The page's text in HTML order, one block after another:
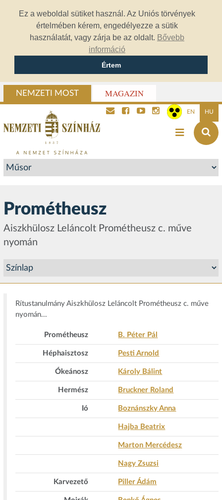
Ez a weboldal sütiket használ. Az Uniós törvények
értelmében kérem, engedélyezze a sütik
használatát, vagy zárja be az oldalt. Bővebb
információ
Értem
NEMZETI MOST MAGAZIN
EN HU
Prométheusz
Aiszkhülosz Leláncolt Prométheusz c. műve
nyomán
Rítustanulmány Aiszkhülosz Leláncolt Prométheusz c. műve
nyomán...
Prométheusz B. Péter Pál
Héphaisztosz Pesti Arnold
Ókeánosz Károly Bálint
Hermész Bruckner Roland
Ió Boznánszky Anna
Hajba Beatrix
Marton Mercédesz
Nagy Zsuzsi
Karvezető Piller Ádám